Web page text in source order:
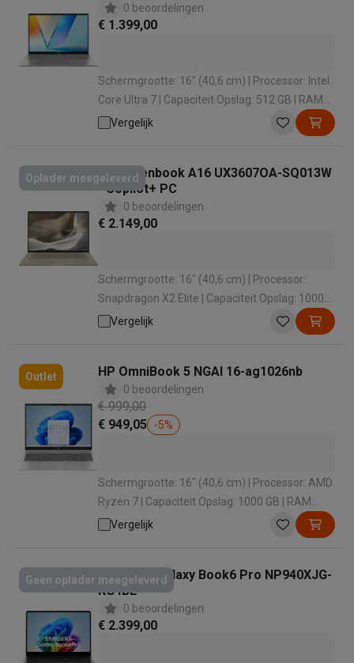
0 beoordelingen
€ 1.399,00
Schermgrootte: 16" (40,6 cm) | Processor: Intel
Core Ultra 7 | Capaciteit Opslag: 512 GB | RAM
configuratie: 16 GB | Schermkwaliteit: WUXGA
Vergelijk
Oplader meegeleverdAsus Zenbook A16 UX3607OA-SQ013W
- Copilot+ PC
0 beoordelingen
€ 2.149,00
Schermgrootte: 16" (40,6 cm) | Processor:
Snapdragon X2 Elite | Capaciteit Opslag: 1000
GB | RAM configuratie: 48 GB | Grafische
Vergelijk
Outlet HP OmniBook 5 NGAI 16-ag1026nb
0 beoordelingen
€ 999,00
€ 949,05
-5%
Schermgrootte: 16" (40,6 cm) | Processor: AMD
Ryzen 7 | Capaciteit Opslag: 1000 GB | RAM
configuratie: 24 GB | Grafische oplossing: AMD
Vergelijk
Geen oplader meegeleverdSamsung Galaxy Book6 Pro NP940XJG-
KG4BE
0 beoordelingen
€ 2.399,00